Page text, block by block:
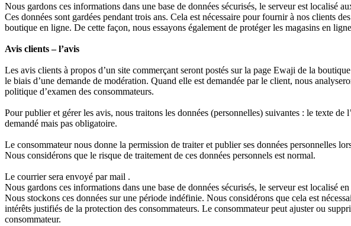
Nous gardons ces informations dans une base de données sécurisés, le serveur est localisé
Ces données sont gardées pendant trois ans. Cela est nécessaire pour fournir à nos clients
boutique en ligne. De cette façon, nous essayons également de protéger les magasins en
Avis clients – l’avis
Les avis clients à propos d’un site commerçant seront postés sur la page Ewaji de la
le biais d’une demande de modération. Quand elle est demandée par le client, nous
politique d’examen des consommateurs.
Pour publier et gérer les avis, nous traitons les données (personnelles) suivantes : le texte
demandé mais pas obligatoire.
Le consommateur nous donne la permission de traiter et publier ses données personnelles
Nous considérons que le risque de traitement de ces données personnels est normal.
Le courrier sera envoyé par mail .
Nous gardons ces informations dans une base de données sécurisés, le serveur est localisé
Nous stockons ces données sur une période indéfinie. Nous considérons que cela est
intérêts justifiés de la protection des consommateurs. Le consommateur peut ajuster ou
consommateur.